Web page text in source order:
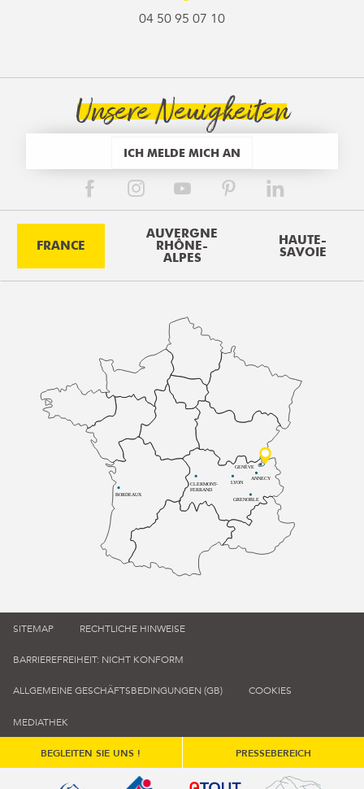
04 50 95 07 10
Unsere Neuigkeiten
ICH MELDE MICH AN
FRANCE
AUVERGNE
RHÔNE-
ALPES
HAUTE-
SAVOIE
BORDEAUX
CLERMONT-
FERRAND
LYON
ANNECY
GRENOBLE
GENÈVE
SITEMAP RECHTLICHE HINWEISE
BARRIEREFREIHEIT: NICHT KONFORM
ALLGEMEINE GESCHÄFTSBEDINGUNGEN (GB) COOKIES
MEDIATHEK
BEGLEITEN SIE UNS ! PRESSEBEREICH